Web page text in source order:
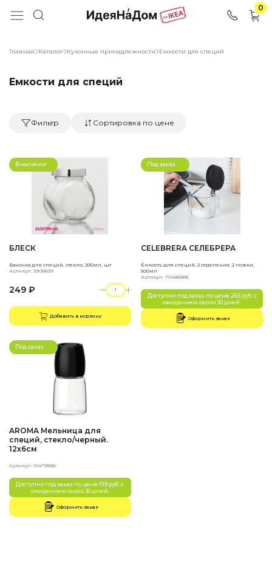
0
Главная Каталог Кухонные принадлежности Емкости для специй
Емкости для специй
Фильтр Сортировка по цене
В наличии
БЛЕСК
Баночка для специй, стекло, 200мл, шт
Артикул: 3908639
249 ₽
Добавить в корзину
Под заказ
CELEBRERA СЕЛЕБРЕРА
Ёмкость для специй, 2 отделения, 2 ложки,
500мл
Артикул: 70486885
Доступно под заказ по цене 265 руб. с
ожиданием около 30 дней.
Оформить заказ
Под заказ
AROMA Мельница для
специй, стекло/черный.
12х6см
Артикул: 10473886
Доступно под заказ по цене 1119 руб. с
ожиданием около 30 дней.
Оформить заказ